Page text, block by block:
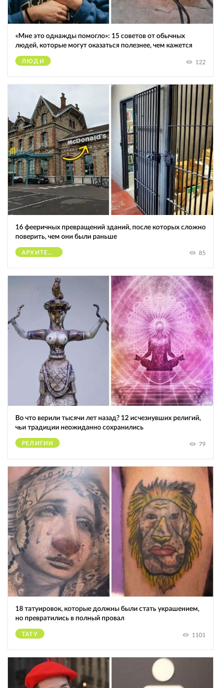
«Мне это однажды помогло»: 15 советов от обычных
людей, которые могут оказаться полезнее, чем кажется
ЛЮДИ 122
16 фееричных превращений зданий, после которых сложно
поверить, чем они были раньше
АРХИТЕКТУРА 85
Во что верили тысячи лет назад? 12 исчезнувших религий,
чьи традиции неожиданно сохранились
РЕЛИГИИ 79
18 татуировок, которые должны были стать украшением,
но превратились в полный провал
ТАТУ 1101